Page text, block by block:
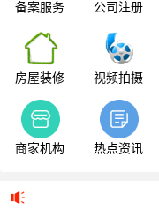
备案服务 公司注册
房屋装修 视频拍摄
商家机构 热点资讯